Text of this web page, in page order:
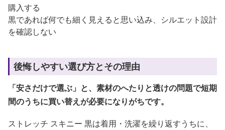
購入する
黒であれば何でも細く見えると思い込み、シルエット設計
を確認しない
後悔しやすい選び方とその理由
「安さだけで選ぶ」と、素材のへたりと透けの問題で短期
間のうちに買い替えが必要になりがちです。
ストレッチ スキニー 黒は着用・洗濯を繰り返すうちに、